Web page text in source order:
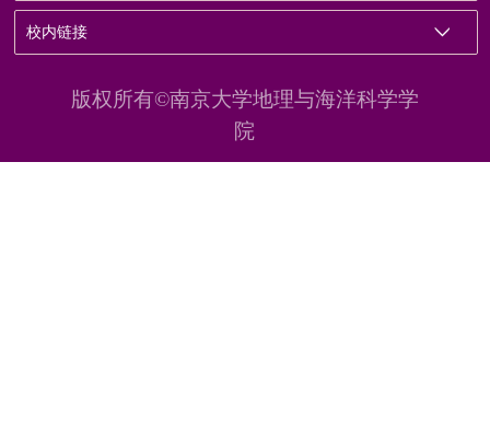
校内链接
版权所有©南京大学地理与海洋科学学
院